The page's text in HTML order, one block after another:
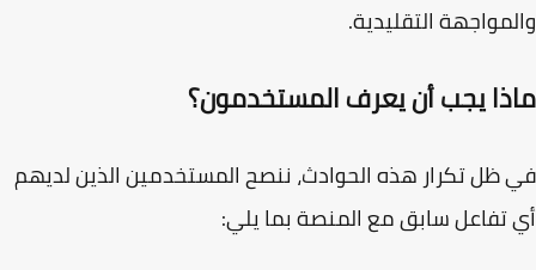
التقليدية.
يجب أن يعرف المستخدمون؟
تكرار هذه الحوادث، ننصح المستخدمين الذين لديهم
سابق مع المنصة بما يلي: